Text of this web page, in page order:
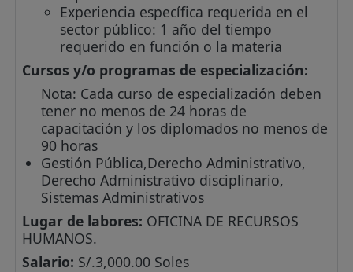
Experiencia específica requerida en el
sector público: 1 año del tiempo
requerido en función o la materia
Cursos y/o programas de especialización:
Nota: Cada curso de especialización deben
tener no menos de 24 horas de
capacitación y los diplomados no menos de
90 horas
Gestión Pública,Derecho Administrativo,
Derecho Administrativo disciplinario,
Sistemas Administrativos
Lugar de labores: OFICINA DE RECURSOS
HUMANOS.
Salario: S/.3,000.00 Soles